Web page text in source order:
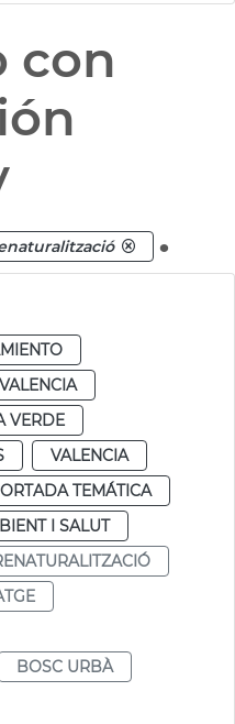
con
.
VALENCIA
VERDE
VALENCIA
TEMÁTICA
I SALUT
BOSC URBÀ